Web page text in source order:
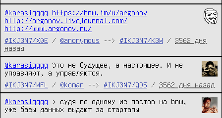
@karasiqqqq
https://bnw.im/u/argonov
http://argonov.livejournal.com/
http://www.argonov.ru/
#IKJ3N7/X0E
/ @anonymous --> #IKJ3N7/K3W / 3562 дня
назад
@karasiqqqq Это не будущее, а настоящее. И не
управляют, а управляются.
#IKJ3N7/WFL
/ @komar --> #IKJ3N7/QD5 / 3562 дня назад
@karasiqqqq > судя по одному из постов на bnw,
уже базы данных выдают за стартапы